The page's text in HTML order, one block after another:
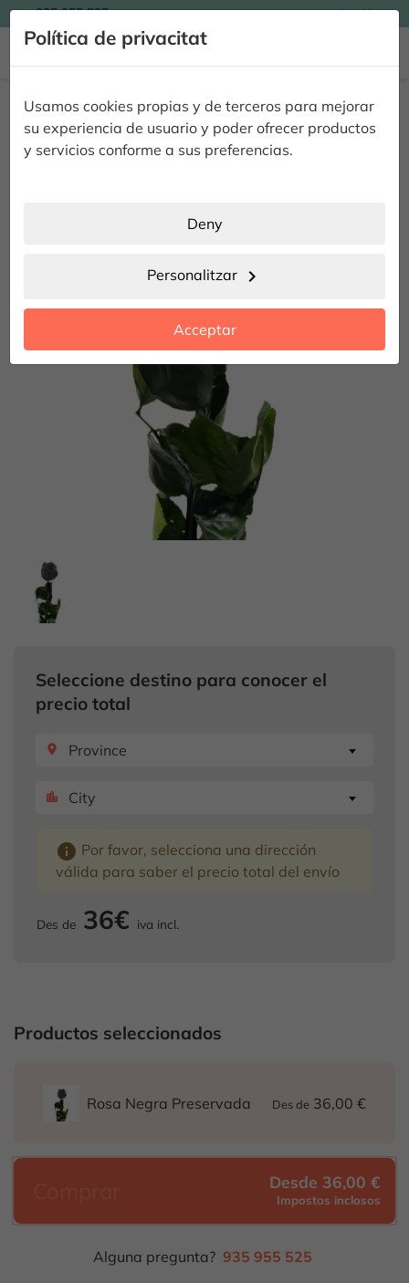
Política de privacitat
Usamos cookies propias y de terceros para mejorar
su experiencia de usuario y poder ofrecer productos
y servicios conforme a sus preferencias.
Deny
Personalitzar chevron_right
Acceptar
935 955 525 Catalán
Rosa Negra Preservada
Seleccione destino para conocer el
precio total
place Province
location_city City
info Por favor, selecciona una dirección
válida para saber el precio total del envío
Des de 36€ iva incl.
Productos seleccionados
Rosa Negra Preservada Des de 36,00 €
Desde 36,00 €
Impostos inclosos
Alguna pregunta? 935 955 525